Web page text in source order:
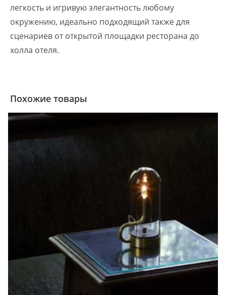
легкость и игривую элегантность любому
окружению, идеально подходящий также для
сценариев от открытой площадки ресторана до
холла отеля.
Похожие товары